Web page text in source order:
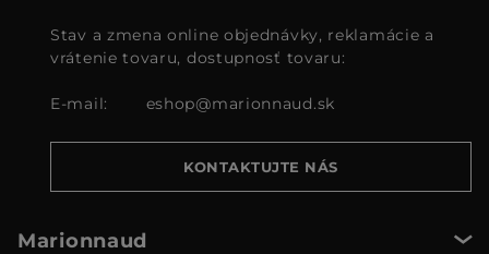
Stav a zmena online objednávky, reklamácie a
vrátenie tovaru, dostupnosť tovaru:
E-mail: eshop@marionnaud.sk
KONTAKTUJTE NÁS
Marionnaud